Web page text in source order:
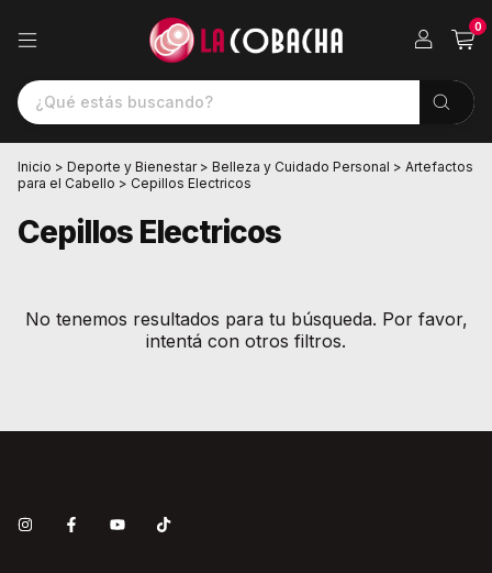
0
Inicio > Deporte y Bienestar > Belleza y Cuidado Personal > Artefactos
para el Cabello > Cepillos Electricos
Cepillos Electricos
No tenemos resultados para tu búsqueda. Por favor,
intentá con otros filtros.